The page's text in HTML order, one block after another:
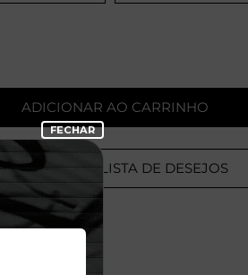
ADICIONAR AO CARRINHO
ADICIONAR A LISTA DE DESEJOS